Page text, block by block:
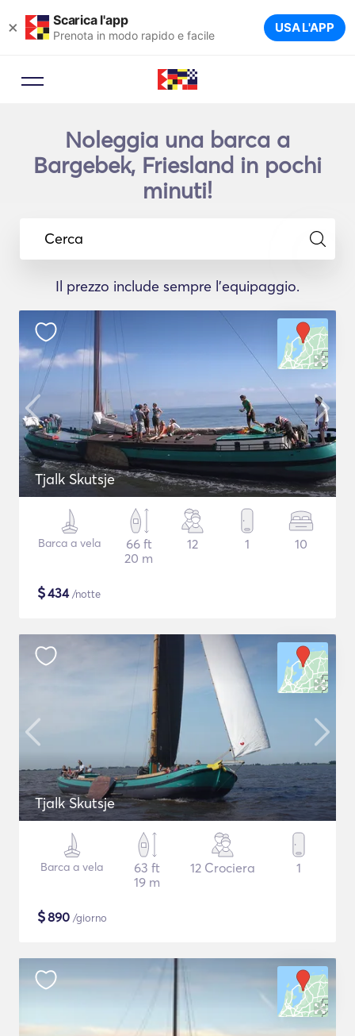
× Scarica l'app
Prenota in modo rapido e facile USA L'APP
Noleggia una barca a
Bargebek, Friesland in pochi
minuti!
Cerca
Il prezzo include sempre l'equipaggio.
Tjalk Skutsje
Barca a vela
66 ft
20 m
12 1 10
$434/notte
Tjalk Skutsje
Barca a vela
63 ft
19 m
12 Crociera 1
$890 /giorno